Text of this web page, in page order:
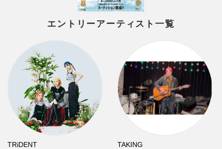
エントリーアーティスト一覧
TRiDENT TAKING